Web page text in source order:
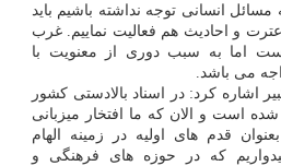
انسانی توجه نداشته باشیم باید
عترت و احادیث هم فعالیت نماییم. غرب
اما به سبب دوری از معنویت با
می باشد.
اشاره کرد: در اسناد بالادستی کشور
است و الان که ما افتخار میزبانی
قدم های اولیه در زمینه الهام
که در حوزه های فرهنگی و